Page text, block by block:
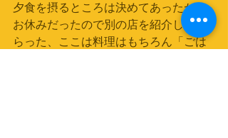
夕食を摂るところは決めてあったが、
お休みだったので別の店を紹介しても
らった、ここは料理はもちろん「ごは